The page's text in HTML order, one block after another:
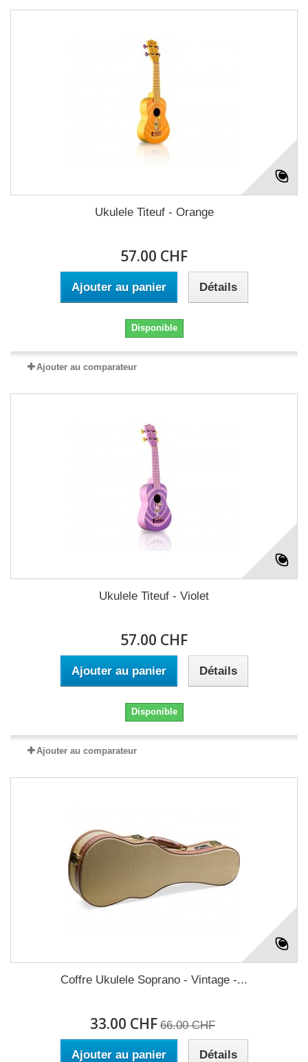
Ukulele Titeuf - Orange
57.00 CHF
Ajouter au panier Détails
Disponible
Ajouter au comparateur
Ukulele Titeuf - Violet
57.00 CHF
Ajouter au panier Détails
Disponible
Ajouter au comparateur
Coffre Ukulele Soprano - Vintage -...
33.00 CHF 66.00 CHF
Ajouter au panier Détails